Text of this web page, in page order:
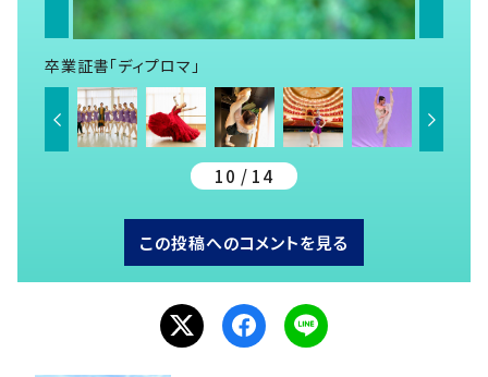
卒業証書「ディプロマ」
10 / 14
この投稿へのコメントを見る